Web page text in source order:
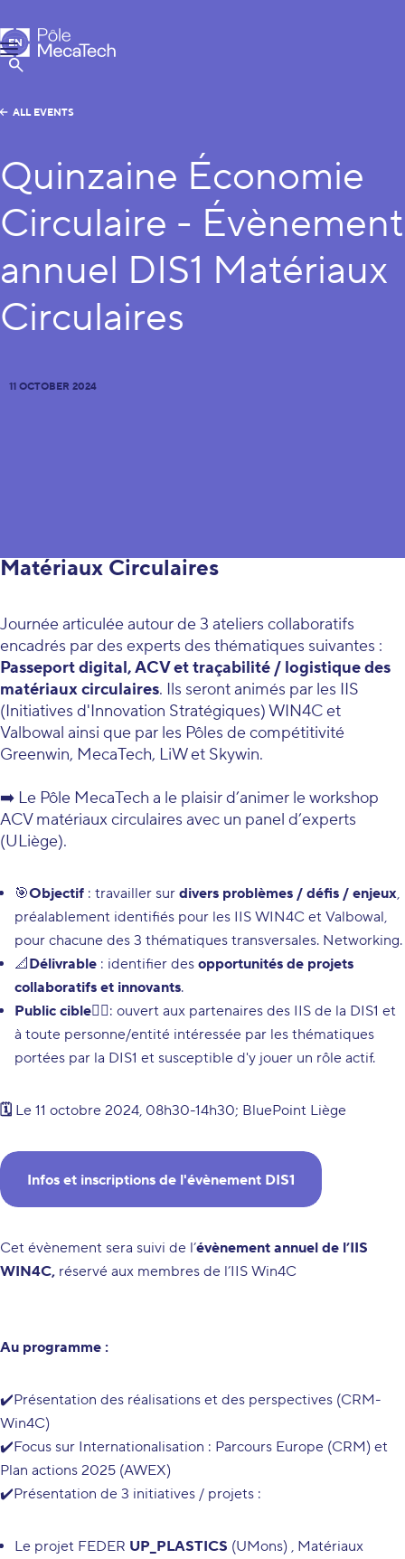
MecaTech
Menu
Show Search
EN
FR
ALL EVENTS
Quinzaine Économie
Circulaire - Évènement
annuel DIS1 Matériaux
Circulaires
11 OCTOBER 2024
Matériaux Circulaires
Journée articulée autour de 3 ateliers collaboratifs
encadrés par des experts des thématiques suivantes :
Passeport digital, ACV et traçabilité / logistique des
matériaux circulaires. Ils seront animés par les IIS
(Initiatives d'Innovation Stratégiques) WIN4C et
Valbowal ainsi que par les Pôles de compétitivité
Greenwin, MecaTech, LiW et Skywin.
➡️ Le Pôle MecaTech a le plaisir d’animer le workshop
ACV matériaux circulaires avec un panel d’experts
(ULiège).
🎯Objectif : travailler sur divers problèmes / défis / enjeux,
préalablement identifiés pour les IIS WIN4C et Valbowal,
pour chacune des 3 thématiques transversales. Networking.
📐Délivrable : identifier des opportunités de projets
collaboratifs et innovants.
Public cible🙋‍♂️: ouvert aux partenaires des IIS de la DIS1 et
à toute personne/entité intéressée par les thématiques
portées par la DIS1 et susceptible d'y jouer un rôle actif.
🗓️ Le 11 octobre 2024, 08h30-14h30; BluePoint Liège
Infos et inscriptions de l'évènement DIS1
Cet évènement sera suivi de l’évènement annuel de l’IIS
WIN4C, réservé aux membres de l’IIS Win4C
Au programme :
✔️Présentation des réalisations et des perspectives (CRM-
Win4C)
✔️Focus sur Internationalisation : Parcours Europe (CRM) et
Plan actions 2025 (AWEX)
✔️Présentation de 3 initiatives / projets :
Le projet FEDER UP_PLASTICS (UMons) , Matériaux